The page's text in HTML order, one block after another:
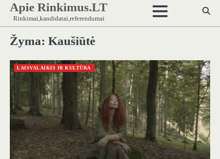
Skip
content
Apie Rinkimus.LT
Rinkimai,kandidatai,referendumai
Žyma: Kaušiūtė
LAISVALAIKIS IR KULTŪRA